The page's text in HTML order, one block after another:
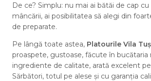
De ce? Simplu: nu mai ai bătăi de cap cu
mâncării, ai posibilitatea să alegi din
de preparate.
Pe lângă toate astea, Platourile Vila
proaspete, gustoase, făcute în bucătaria
ingrediente de calitate, arată excelent
Sărbători, totul pe alese și cu garanția